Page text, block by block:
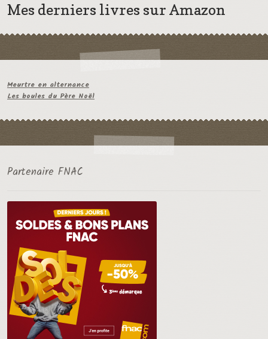
Mes derniers livres sur Amazon
Meurtre en alternance
Les boules du Père Noël
Partenaire FNAC